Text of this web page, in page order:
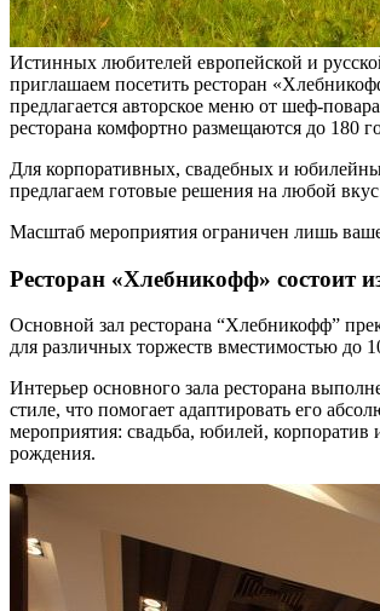
Истинных любителей европейской и
приглашаем посетить ресторан
предлагается авторское меню от шеф-
ресторана комфортно размещаются до 180
Для корпоративных, свадебных и
предлагаем готовые решения на любой
Масштаб мероприятия ограничен лишь
Ресторан «Хлебникофф» состоит
Основной зал ресторана “Хлебникофф”
для различных торжеств вместимостью до
Интерьер основного зала ресторана
стиле, что помогает адаптировать его
мероприятия: свадьба, юбилей, корпоратив
рождения.